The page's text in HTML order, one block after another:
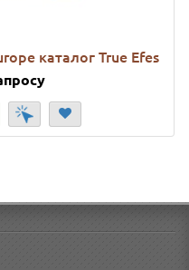
каталог True Efes